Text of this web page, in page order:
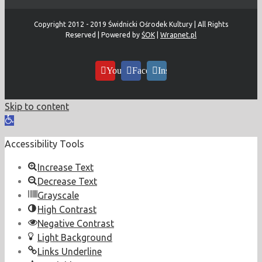
Copyright 2012 - 2019 Świdnicki Ośrodek Kultury | All Rights
Reserved | Powered by ŚOK Wrapnet.pl
YouTubeFacebookInstagram
Skip to content
Open
Accessibility Tools
Increase Text
Decrease Text
Grayscale
High Contrast
Negative Contrast
Light Background
Links Underline